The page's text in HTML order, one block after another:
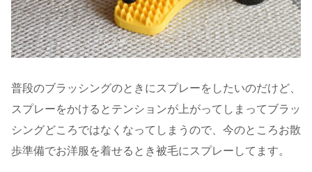
普段のブラッシングのときにスプレーをしたいのだけど、
スプレーをかけるとテンションが上がってしまってブラッ
シングどころではなくなってしまうので、今のところお散
歩準備でお洋服を着せるとき被毛にスプレーしてます。